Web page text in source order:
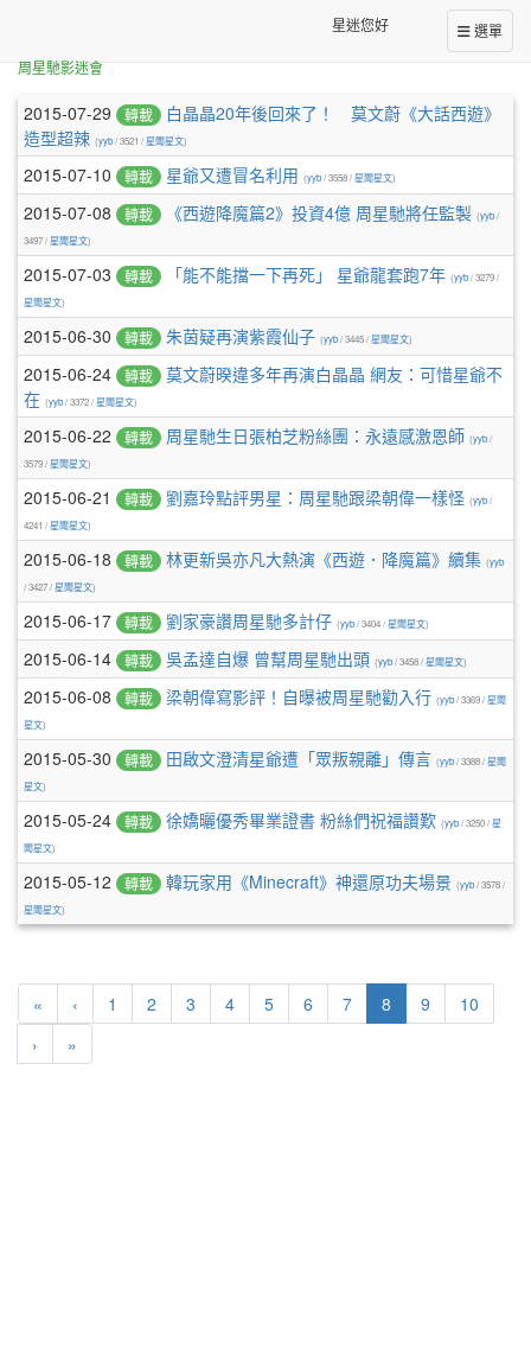
選單
星迷您好
周星馳影迷會
文章列表
2015-07-29 轉載
白晶晶20年後回來了！ 莫文蔚《大話西遊》
造型超辣 (yyb/ 3521 /星聞星文)
2015-07-10 轉載 星爺又遭冒名利用 (yyb/ 3558 /星聞星文)
2015-07-08 轉載 《西遊降魔篇2》投資4億 周星馳將任監製 (yyb/
3497 /星聞星文)
2015-07-03 轉載 「能不能擋一下再死」 星爺龍套跑7年 (yyb/ 3279 /
星聞星文)
2015-06-30 轉載 朱茵疑再演紫霞仙子 (yyb/ 3445 /星聞星文)
2015-06-24 轉載
莫文蔚暌違多年再演白晶晶 網友：可惜星爺不
在 (yyb/ 3372 /星聞星文)
2015-06-22 轉載 周星馳生日張柏芝粉絲團：永遠感激恩師 (yyb/
3579 /星聞星文)
2015-06-21 轉載 劉嘉玲點評男星：周星馳跟梁朝偉一樣怪 (yyb/
4241 /星聞星文)
2015-06-18 轉載 林更新吳亦凡大熱演《西遊．降魔篇》續集 (yyb
/ 3427 /星聞星文)
2015-06-17 轉載 劉家豪讚周星馳多計仔 (yyb/ 3404 /星聞星文)
2015-06-14 轉載 吳孟達自爆 曾幫周星馳出頭 (yyb/ 3458 /星聞星文)
2015-06-08 轉載 梁朝偉寫影評！自曝被周星馳勸入行 (yyb/ 3369 /星聞
星文)
2015-05-30 轉載 田啟文澄清星爺遭「眾叛親離」傳言 (yyb/ 3388 /星聞
星文)
2015-05-24 轉載 徐嬌曬優秀畢業證書 粉絲們祝福讚歎 (yyb/ 3250 /星
聞星文)
2015-05-12 轉載 韓玩家用《Minecraft》神還原功夫場景 (yyb/ 3578 /
星聞星文)
« ‹ 1 2 3 4 5 6 7 8 (current)
9
10
›
»